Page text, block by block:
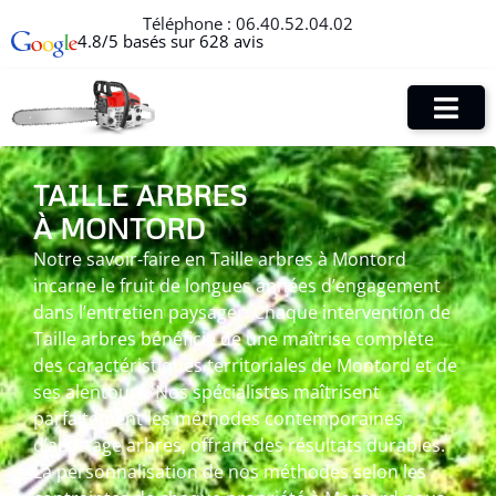
Téléphone : 06.40.52.04.02
4.8/5 basés sur 628 avis
TAILLE ARBRES
À MONTORD
Notre savoir-faire en Taille arbres à Montord
incarne le fruit de longues années d’engagement
dans l’entretien paysager. Chaque intervention de
Taille arbres bénéficie de une maîtrise complète
des caractéristiques territoriales de Montord et de
ses alentours. Nos spécialistes maîtrisent
parfaitement les méthodes contemporaines
d’abattage arbres, offrant des résultats durables.
La personnalisation de nos méthodes selon les